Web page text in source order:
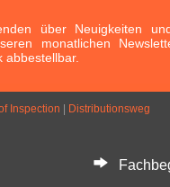
über Neuigkeiten
monatlichen
abbestellbar.
Inspection Distributionsweg